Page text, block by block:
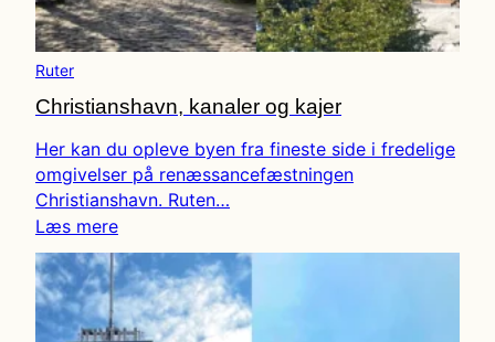
Ruter
Christianshavn, kanaler og kajer
Her kan du opleve byen fra fineste side i fredelige
omgivelser på renæssancefæstningen
Christianshavn. Ruten…
Læs mere